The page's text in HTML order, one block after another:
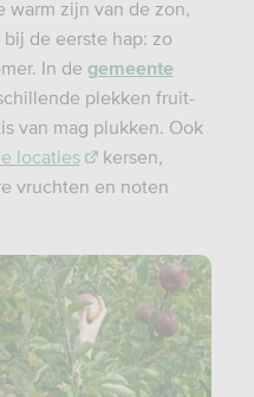
warm zijn van de zon,
de eerste hap: zo
In de gemeente
plekken fruit-
van mag plukken. Ook
locaties
kersen,
vruchten en noten